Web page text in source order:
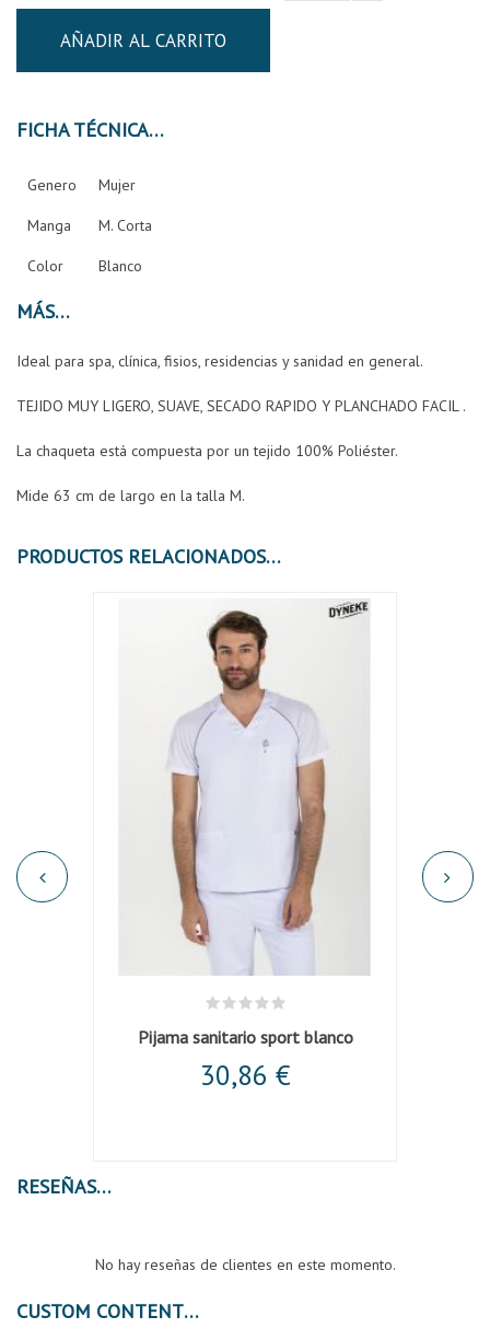
AÑADIR AL CARRITO
FICHA TÉCNICA
Genero Mujer
Manga M. Corta
Color Blanco
MÁS
Ideal para spa, clínica, fisios, residencias y sanidad en general.
TEJIDO MUY LIGERO, SUAVE, SECADO RAPIDO Y PLANCHADO FACIL .
La chaqueta está compuesta por un tejido 100% Poliéster.
Mide 63 cm de largo en la talla M.
PRODUCTOS RELACIONADOS
Pijama sanitario sport blanco
30,86 €
RESEÑAS
No hay reseñas de clientes en este momento.
CUSTOM CONTENT